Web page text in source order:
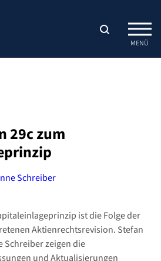
MENÜ
29c zum
Schreiber
ist die Folge der
Aktienrechtsrevision. Stefan
Schreiber zeigen die
und Aktualisierungen